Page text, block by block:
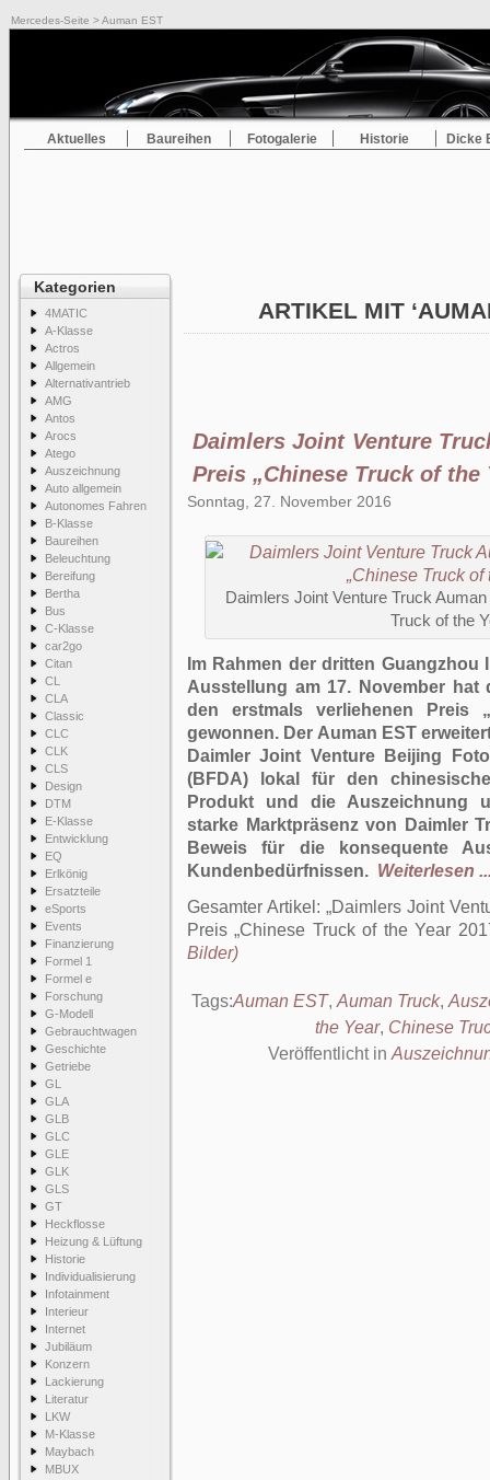
Mercedes-Seite > Auman EST
Aktuelles Baureihen Fotogalerie Historie Dicke
Kategorien
4MATIC
A-Klasse
Actros
Allgemein
Alternativantrieb
AMG
Antos
Arocs
Atego
Auszeichnung
Auto allgemein
Autonomes Fahren
B-Klasse
Baureihen
Beleuchtung
Bereifung
Bertha
Bus
C-Klasse
car2go
Citan
CL
CLA
Classic
CLC
CLK
CLS
Design
DTM
E-Klasse
Entwicklung
EQ
Erlkönig
Ersatzteile
eSports
Events
Finanzierung
Formel 1
Formel e
Forschung
G-Modell
Gebrauchtwagen
Geschichte
Getriebe
GL
GLA
GLB
GLC
GLE
GLK
GLS
GT
Heckflosse
Heizung & Lüftung
Historie
Individualisierung
Infotainment
Interieur
Internet
Jubiläum
Konzern
Lackierung
Literatur
LKW
M-Klasse
Maybach
MBUX
ARTIKEL MIT
Daimlers Joint Venture
Preis „Chinese Truck of the
Sonntag, 27. November 2016
Daimlers Joint Venture Truck
Truck of the
Im Rahmen der dritten
Ausstellung am 17. November hat
den erstmals verliehenen Preis
gewonnen. Der Auman EST
Daimler Joint Venture Beijing
(BFDA) lokal für den
Produkt und die Auszeichnung
starke Marktpräsenz von Daimler
Beweis für die konsequente
Kundenbedürfnissen. Weiterlesen
Gesamter Artikel:
Daimlers Joint
Preis „Chinese Truck of the Year
Bilder)
Tags:Auman EST, Auman Truck,
the Year, Chinese
Veröffentlicht in